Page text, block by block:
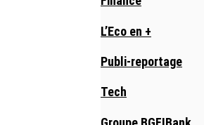
L’Eco en +
Publi-reportage
Tech